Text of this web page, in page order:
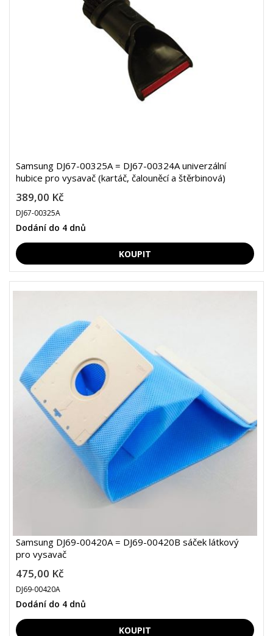
Samsung DJ67-00325A = DJ67-00324A univerzální
hubice pro vysavač (kartáč, čalouněcí a štěrbinová)
389,00 Kč
DJ67-00325A
Dodání do 4 dnů
Samsung DJ69-00420A = DJ69-00420B sáček látkový
pro vysavač
475,00 Kč
DJ69-00420A
Dodání do 4 dnů